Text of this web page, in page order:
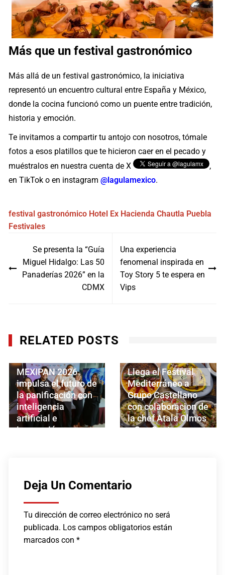
Más que un festival gastronómico
Más allá de un festival gastronómico, la iniciativa
representó un encuentro cultural entre España y México,
donde la cocina funcionó como un puente entre tradición,
historia y emoción.
Te invitamos a compartir tu antojo con nosotros, tómale
fotos a esos platillos que te hicieron caer en el pecado y
muéstralos en nuestra cuenta de X
,
en TikTok o en instagram@lagulamexico.
festival gastronómico Hotel Ex Hacienda Chautla Puebla
Festivales
entradas
Se presenta la “Guía
Miguel Hidalgo: Las 50
Panaderías 2026” en la
CDMX
Una experiencia
fenomenal inspirada en
Toy Story 5 te espera en
Vips
RELATED POSTS
MEXIPAN 2026
impulsa el futuro de
la panificación con
inteligencia
artificial e
innovación
Llega el Festival
Mediterráneo a
Grupo Castellano
con colaboracion de
la chef Atala Olmos
y Guy Santoro
‹ ›
Deja Un Comentario
Tu dirección de correo electrónico no será
publicada. Los campos obligatorios están
marcados con*